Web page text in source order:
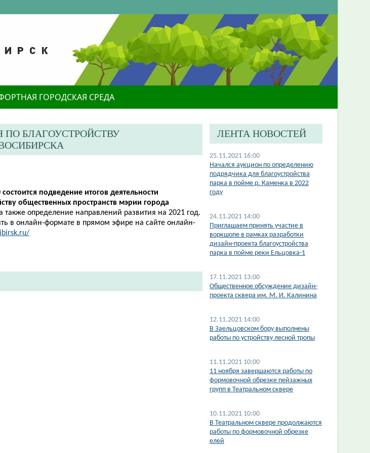
ГОРОДСКАЯ СРЕДА
ПО БЛАГОУСТРОЙСТВУ
подведение итогов деятельности
общественных пространств мэрии города
также определение направлений развития на 2021 год.
в онлайн-формате в прямом эфире на сайте онлайн-
ЛЕНТА НОВОСТЕЙ
25.11.2021 16:00
Начался аукцион по определению
подрядчика для благоустройства
парка в пойме р. Каменка в 2022
году
24.11.2021 14:00
Приглашаем принять участие в
воркшопе в рамках разработки
дизайн-проекта благоустройства
парка в пойме реки Ельцовка-1
17.11.2021 13:00
Общественное обсуждение дизайн-
проекта сквера им. М. И. Калинина
12.11.2021 14:00
В Заельцовском бору выполнены
работы по устройству лесной тропы
11.11.2021 10:00
11 ноября завершаются работы по
формовочной обрезке пейзажных
групп в Театральном сквере
10.11.2021 10:00
В Театральном сквере продолжаются
работы по формовочной обрезке
елей